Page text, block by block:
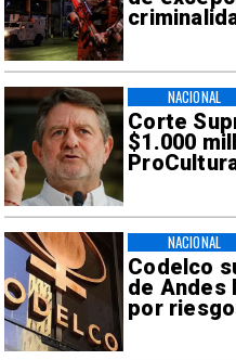
Corte
$1.000
NACIONAL
Codelco
de Andes
por
NACIONAL